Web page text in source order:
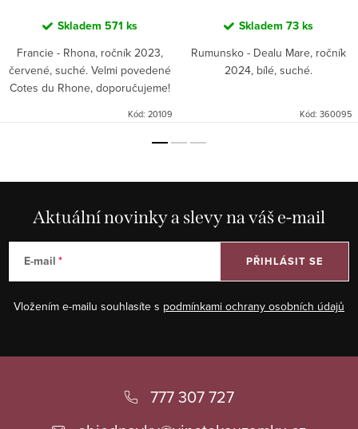
Skladem 571 ks
Francie - Rhona, ročník 2023,
červené, suché. Velmi povedené
Cotes du Rhone, doporučujeme!
Kód: 20109
Skladem 73 ks
Rumunsko - Dealu Mare, ročník
2024, bílé, suché.
Kód: 360095
Aktuální novinky a slevy na váš e-mail
E-mail
Vložením e-mailu souhlasíte s podmínkami ochrany osobních údajů
PŘIHLÁSIT SE
777 307 727